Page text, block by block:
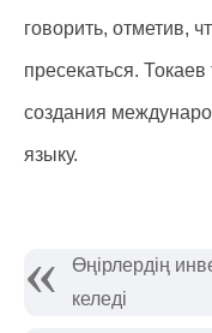
говорить, отметив,
пресекаться.
создания
языку.
Өңірлердің
келеді